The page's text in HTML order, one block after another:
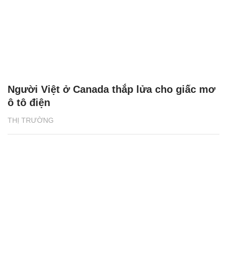
THỊ TRƯỜNG
Người Việt ở Canada thắp lửa cho giấc mơ
ô tô điện